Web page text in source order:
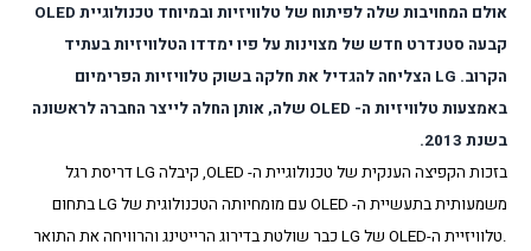
אולם המחויבות שלה לפיתוח של טלוויזיות ובמיוחד טכנולוגיית OLED
קבעה סטנדרט חדש של מצוינות על פיו ימדדו הטלוויזיות בעתיד
הקרוב. LG הצליחה להגדיל את חלקה בשוק טלוויזיות הפרימיום
באמצעות טלוויזיות ה- OLED שלה, אותן החלה לייצר החברה לראשונה
בשנת 2013.
בזכות הקפיצה הענקית של טכנולוגיית ה- OLED, קיבלה LGדריסת רגל
משמעותית בתעשיית ה- OLED עם מומחיותה הטכנולוגית של LGבתחום
.טלוויזיית ה-OLED של LG כבר שולטת בדירוג הרייטינג והרוויחה את התואר